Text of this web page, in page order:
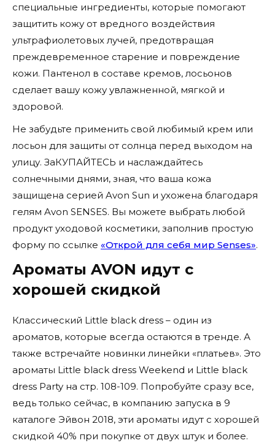
специальные ингредиенты, которые помогают
защитить кожу от вредного воздействия
ультрафиолетовых лучей, предотвращая
преждевременное старение и повреждение
кожи. Пантенол в составе кремов, лосьонов
сделает вашу кожу увлажненной, мягкой и
здоровой.
Не забудьте применить свой любимый крем или
лосьон для защиты от солнца перед выходом на
улицу. ЗаКУПАЙТЕСЬ и наслаждайтесь
солнечными днями, зная, что ваша кожа
защищена серией Avon Sun и ухожена благодаря
гелям Avon SENSES. Вы можете выбрать любой
продукт уходовой косметики, заполнив простую
форму по ссылке «Открой для себя мир Senses».
Ароматы AVON идут с
хорошей скидкой
Классический Little black dress – один из
ароматов, которые всегда остаются в тренде. А
также встречайте новинки линейки «платьев». Это
ароматы Little black dress Weekend и Little black
dress Party на стр. 108-109. Попробуйте сразу все,
ведь только сейчас, в компанию запуска в 9
каталоге Эйвон 2018, эти ароматы идут с хорошей
скидкой 40% при покупке от двух штук и более.